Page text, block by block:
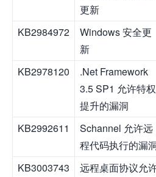
更新
KB2984972
Windows 安全更
新
KB2978120
.Net Framework
3.5 SP1 允许特权
提升的漏洞
KB2992611
Schannel 允许远
程代码执行的漏
KB3003743
远程桌面协议允